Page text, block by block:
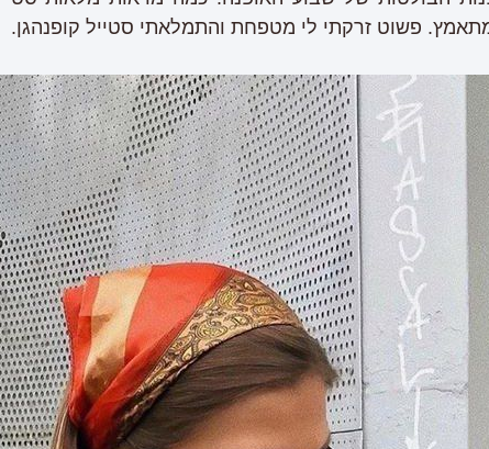
פשוט זרקתי לי מטפחת והתמלאתי סטייל קופנהגן.